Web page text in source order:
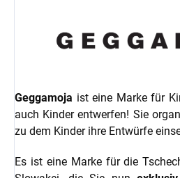
Geggamoja ist eine Marke für
auch Kinder entwerfen! Sie
zu dem Kinder ihre Entwürfe
Es ist eine Marke für die